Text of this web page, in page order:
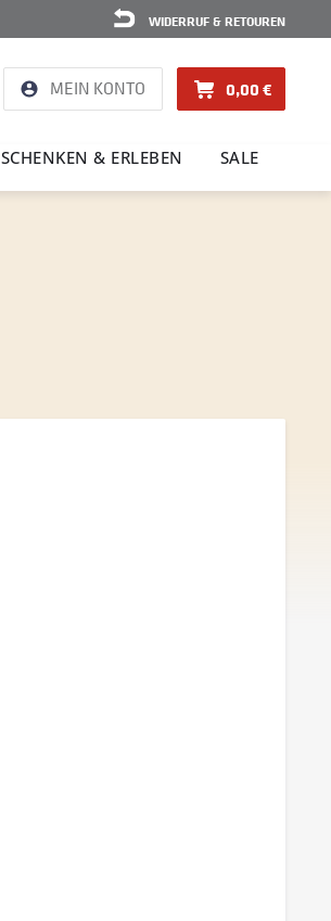
WIDERRUF & RETOUREN
MEIN KONTO 0,00 €
SCHENKEN & ERLEBEN SALE